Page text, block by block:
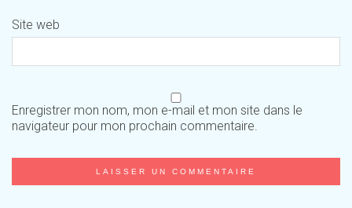
Site web
Enregistrer mon nom, mon e-mail et mon site dans le
navigateur pour mon prochain commentaire.